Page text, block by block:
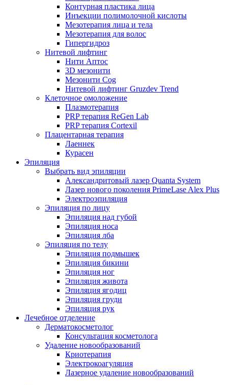
Контурная пластика лица
Инъекции полимолочной кислоты
Мезотерапия лица и тела
Мезотерапия для волос
Гипергидроз
Нитевой лифтинг
Нити Аптос
3D мезонити
Мезонити Cog
Нитевой лифтинг Gruzdev Trend
Клеточное омоложение
Плазмотерапия
PRP терапия ReGen Lab
PRP терапия Cortexil
Плацентарная терапия
Лаеннек
Курасен
Эпиляция
Выбрать вид эпиляции
Александритовый лазер Quanta System
Лазер нового поколения PrimeLase Alex Plus
Электроэпиляция
Эпиляция по лицу
Эпиляция над губой
Эпиляция носа
Эпиляция лба
Эпиляция по телу
Эпиляция подмышек
Эпиляция бикини
Эпиляция ног
Эпиляция живота
Эпиляция ягодиц
Эпиляция груди
Эпиляция рук
Лечебное отделение
Дерматокосметолог
Консультация косметолога
Удаление новообразований
Криотерапия
Электрокоагуляция
Лазерное удаление новообразований